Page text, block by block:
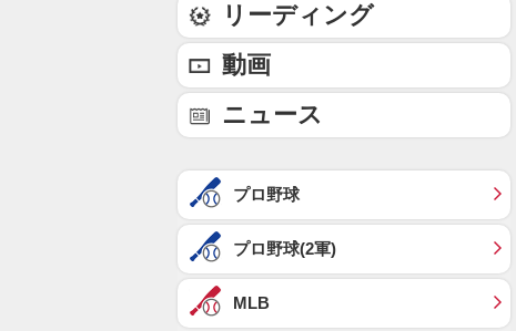
リーディング
動画
ニュース
プロ野球
プロ野球(2軍)
MLB